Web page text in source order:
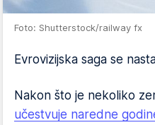
Foto: Shutterstock/railway fx
Evrovizijska saga se
Nakon što je nekoliko
učestvuje naredne